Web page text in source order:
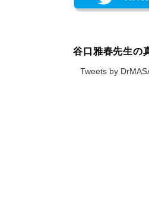
谷口雅春先生の
Tweets by